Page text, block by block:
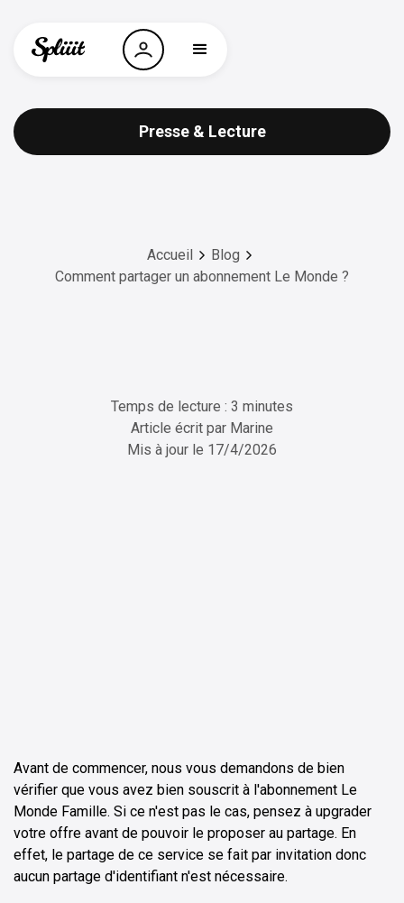
Presse & Lecture
Accueil
Blog
Comment partager un abonnement Le Monde ?
Temps de lecture : 3 minutes
Article écrit par Marine
Mis à jour le 17/4/2026
Avant de commencer, nous vous demandons de bien
vérifier que vous avez bien souscrit à l'abonnement Le
Monde Famille. Si ce n'est pas le cas, pensez à upgrader
votre offre avant de pouvoir le proposer au partage. En
effet, le partage de ce service se fait par invitation donc
aucun partage d'identifiant n'est nécessaire.